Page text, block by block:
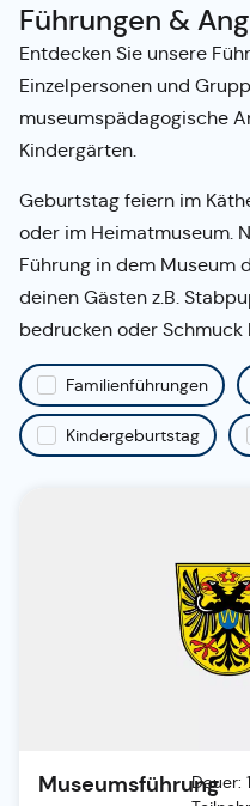
Führungen &
Entdecken Sie unsere
Einzelpersonen und
museumspädagogische
Kindergärten.
Geburtstag feiern im
oder im Heimatmuseum.
Führung in dem Museum
deinen Gästen z.B.
bedrucken oder Schmuck
Familienführungen
Kindergeburtstag
Museumsführung
Dauer: